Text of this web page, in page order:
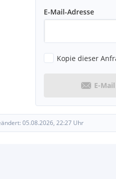
E-Mail-Adresse
Kopie dieser
E-
05.08.2026, 22:27 Uhr